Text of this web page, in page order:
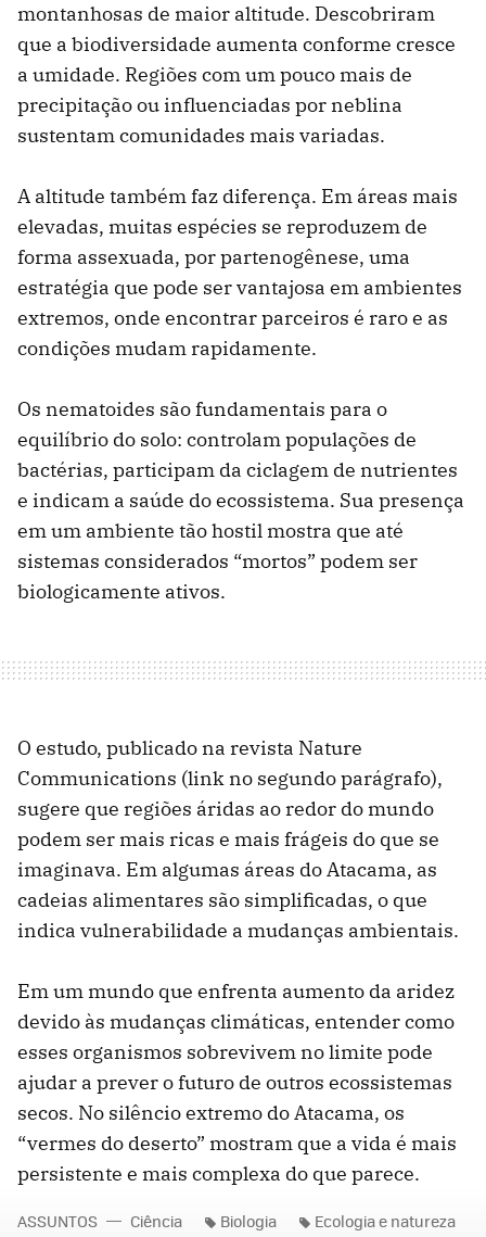
montanhosas de maior altitude. Descobriram
que a biodiversidade aumenta conforme cresce
a umidade. Regiões com um pouco mais de
precipitação ou influenciadas por neblina
sustentam comunidades mais variadas.
A altitude também faz diferença. Em áreas mais
elevadas, muitas espécies se reproduzem de
forma assexuada, por partenogênese, uma
estratégia que pode ser vantajosa em ambientes
extremos, onde encontrar parceiros é raro e as
condições mudam rapidamente.
Os nematoides são fundamentais para o
equilíbrio do solo: controlam populações de
bactérias, participam da ciclagem de nutrientes
e indicam a saúde do ecossistema. Sua presença
em um ambiente tão hostil mostra que até
sistemas considerados “mortos” podem ser
biologicamente ativos.
O estudo, publicado na revista Nature
Communications (link no segundo parágrafo),
sugere que regiões áridas ao redor do mundo
podem ser mais ricas e mais frágeis do que se
imaginava. Em algumas áreas do Atacama, as
cadeias alimentares são simplificadas, o que
indica vulnerabilidade a mudanças ambientais.
Em um mundo que enfrenta aumento da aridez
devido às mudanças climáticas, entender como
esses organismos sobrevivem no limite pode
ajudar a prever o futuro de outros ecossistemas
secos. No silêncio extremo do Atacama, os
“vermes do deserto” mostram que a vida é mais
persistente e mais complexa do que parece.
ASSUNTOS Ciência Biologia Ecologia e natureza